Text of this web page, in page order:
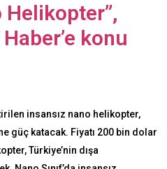
Helikopter”,
konu
insansız nano helikopter,
güç katacak. Fiyatı 200 bin dolar
Türkiye’nin dışa